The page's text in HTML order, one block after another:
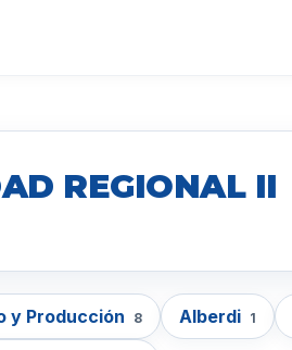
REGIONAL II
y Producción 8 Alberdi 1